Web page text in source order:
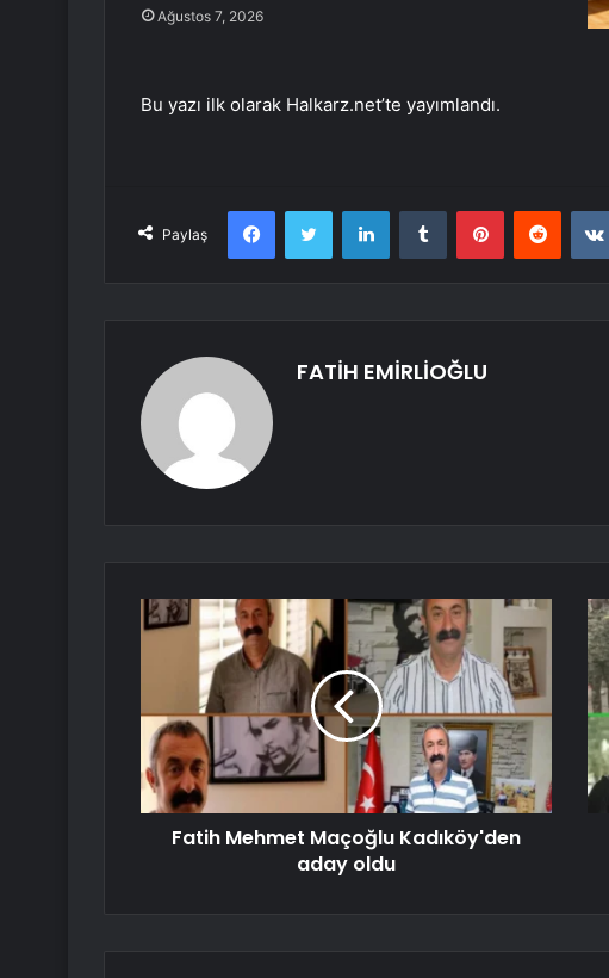
Ağustos 7, 2026
Bu yazı ilk olarak Halkarz.net’te yayımlandı.
Paylaş
FacebookTwitter LinkedInTumblr PinterestReddit
FATİH EMİRLİOĞLU
Fatih Mehmet Maçoğlu Kadıköy'den
aday oldu